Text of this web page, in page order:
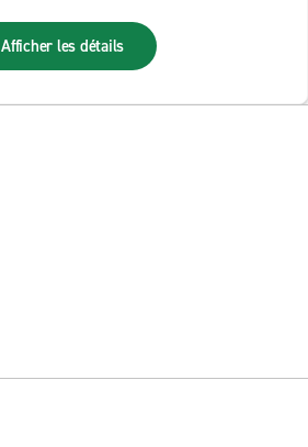
Afficher les détails